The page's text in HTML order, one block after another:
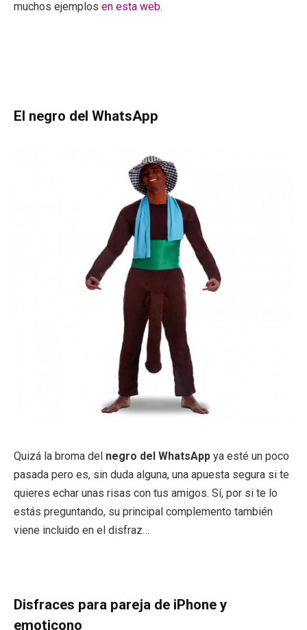
muchos ejemplos en esta web.
El negro del WhatsApp
Quizá la broma del negro del WhatsApp ya esté un poco
pasada pero es, sin duda alguna, una apuesta segura si te
quieres echar unas risas con tus amigos. Sí, por si te lo
estás preguntando, su principal complemento también
viene incluido en el disfraz…
Disfraces para pareja de iPhone y
emoticono